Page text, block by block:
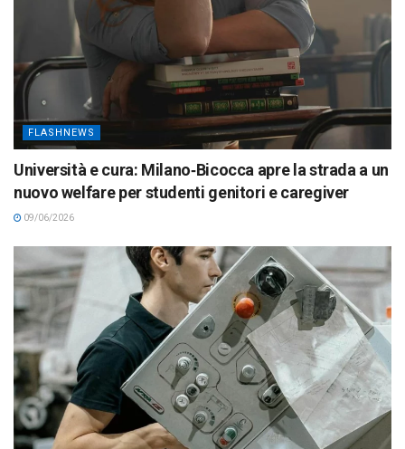
FLASHNEWS
Università e cura: Milano‑Bicocca apre la strada a un
nuovo welfare per studenti genitori e caregiver
09/06/2026